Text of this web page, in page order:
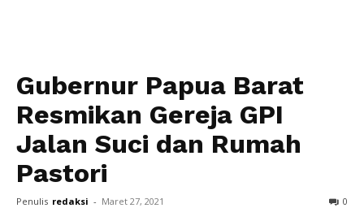
Gubernur Papua Barat
Resmikan Gereja GPI
Jalan Suci dan Rumah
Pastori
Penulis redaksi - Maret 27, 2021 0